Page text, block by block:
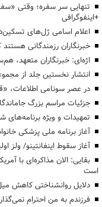
تنهایی سر سفره؛ وقتی
+اینفوگرافی
اعلام اسامی ژل‌های
خبرنگاران رزمندگانی
اژه‌ای: خبرنگاران متعهد،
انتشار نخستین جلد از
در عصر سونامی اطلاعات،
جزئیات مراسم بزرگ
تمهیدات و ویژه برنامه‌های
آغاز برنامه ملی پزشکی خانواده در ۲۰ شهر فاز دوم با حضور
آغاز سقوط اینفانتینو/
بقایی: الان مذاکره‌ای با
است
دلایل روانشناختی کاهش
فرزندم به من احترام نمی‌گذارد؛ ۵ راهکار عملی برای معکوس کردن این